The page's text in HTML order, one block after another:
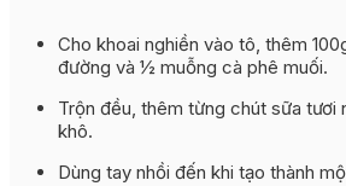
Cho khoai nghiền vào tô, thêm
đường và ½ muỗng cà phê muối.
Trộn đều, thêm từng chút sữa tươi
khô.
Dùng tay nhồi đến khi tạo thành